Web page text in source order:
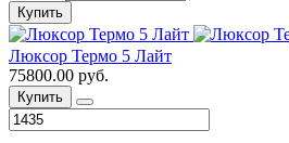
Купить
Люксор Термо 5 Лайт
75800.00 руб.
Купить